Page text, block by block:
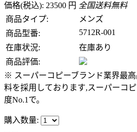
価格(税込): 23500 円 全国送料無料
商品タイプ:
メンズ
商品型番:
5712R-001
在庫状況:
在庫あり
商品評価:
※ スーパーコピーブランド業界最
料を採用しております,スーパーコ
度No.1で。
購入数量: